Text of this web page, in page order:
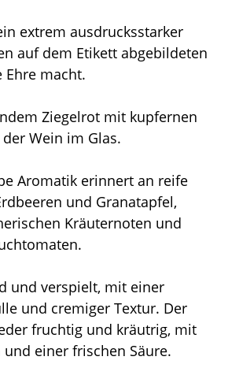
extrem ausdrucksstarker
auf dem Etikett abgebildeten
macht.
Ziegelrot mit kupfernen
Wein im Glas.
Aromatik erinnert an reife
und Granatapfel,
Kräuternoten und
und verspielt, mit einer
und cremiger Textur. Der
fruchtig und kräutrig, mit
einer frischen Säure.